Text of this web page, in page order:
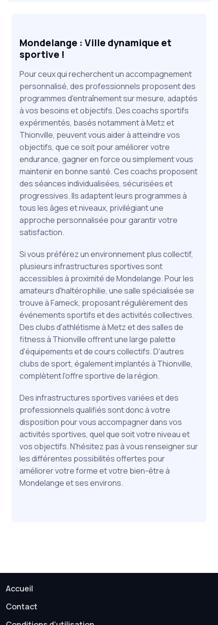
Mondelange : Ville dynamique et
sportive !
Pour ceux qui recherchent un accompagnement
personnalisé, des professionnels proposent des
programmes d'entraînement sur mesure, adaptés
à vos besoins et objectifs. Des coachs sportifs
expérimentés, basés notamment à Metz et
Thionville, peuvent vous aider à atteindre vos
objectifs, que ce soit pour améliorer votre
endurance, gagner en force ou simplement vous
maintenir en bonne santé. Ces coachs proposent
des séances individualisées, sécurisées et
progressives. Ils adaptent leurs programmes à
tous les âges et niveaux, privilégiant une
approche personnalisée pour garantir votre
satisfaction.
Si vous préférez un environnement plus collectif,
plusieurs infrastructures sportives sont
accessibles à proximité de Mondelange. Pour les
amateurs d'haltérophilie, une salle spécialisée se
trouve à Fameck, proposant régulièrement des
événements sportifs et des activités collectives.
Des clubs d'athlétisme à Metz et des salles de
fitness à Thionville offrent une large palette
d'équipements et de cours collectifs. D'autres
clubs de sport, également implantés à Thionville,
complètent l'offre sportive de la région.
Des infrastructures sportives variées et des
professionnels qualifiés sont donc à votre
disposition pour vous accompagner dans vos
activités sportives, quel que soit votre niveau et
vos objectifs. N'hésitez pas à vous renseigner sur
les différentes possibilités offertes pour
améliorer votre forme et votre bien-être à
Mondelange et ses environs.
Accueil
Contact